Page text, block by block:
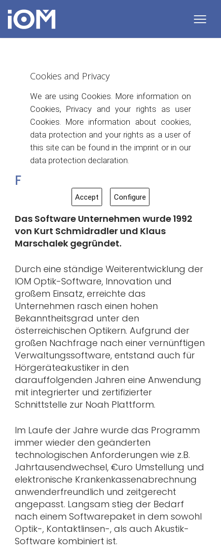
FIRMENGESCHICHTE
Das Software Unternehmen wurde 1992
von Kurt Schmidradler und Klaus
Marschalek gegründet.
Durch eine ständige Weiterentwicklung der
IOM Optik-Software, Innovation und
großem Einsatz, erreichte das
Unternehmen rasch einen hohen
Bekanntheitsgrad unter den
österreichischen Optikern. Aufgrund der
großen Nachfrage nach einer vernünftigen
Verwaltungssoftware, entstand auch für
Hörgeräteakustiker in den
darauffolgenden Jahren eine Anwendung
mit integrierter und zertifizierter
Schnittstelle zur Noah Plattform.
Im Laufe der Jahre wurde das Programm
immer wieder den geänderten
technologischen Anforderungen wie z.B.
Jahrtausendwechsel, €uro Umstellung und
elektronische Krankenkassenabrechnung
anwenderfreundlich und zeitgerecht
angepasst. Langsam stieg der Bedarf
nach einem Softwarepaket in dem sowohl
Optik-, Kontaktlinsen-, als auch Akustik-
Software kombiniert ist.
Cookies and Privacy
We are using Cookies. More information on
Cookies, Privacy and your rights as user
Cookies. More information about cookies,
data protection and your rights as a user of
this site can be found in the imprint or in our
data protection declaration.
Accept Configure